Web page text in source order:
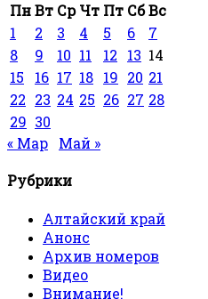
ПнВт Ср Чт Пт СбВс
1
2 3 4 5 6
7
8
9 10 11 12 13 14
15
16 17 18 19 20 21
22 23 24 25 26 27 28
29 30
« Мар
Май »
Рубрики
Алтайский край
Анонс
Архив номеров
Видео
Внимание!